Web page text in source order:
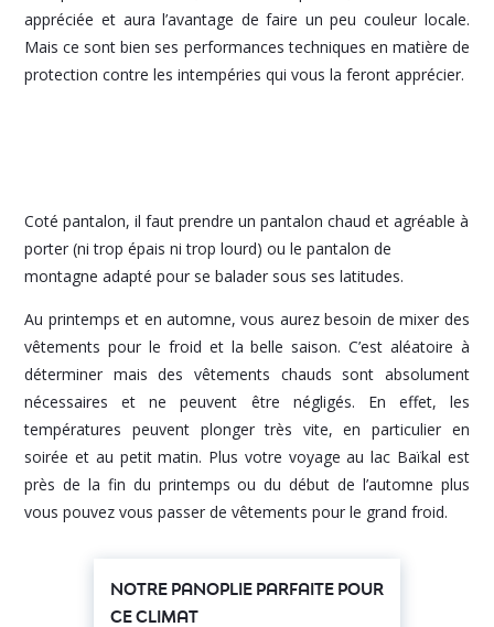
appréciée et aura l’avantage de faire un peu couleur locale.
Mais ce sont bien ses performances techniques en matière de
protection contre les intempéries qui vous la feront apprécier.
Coté pantalon, il faut prendre un pantalon chaud et agréable à
porter (ni trop épais ni trop lourd) ou le pantalon de
montagne adapté pour se balader sous ses latitudes.
Au printemps et en automne, vous aurez besoin de mixer des
vêtements pour le froid et la belle saison. C’est aléatoire à
déterminer mais des vêtements chauds sont absolument
nécessaires et ne peuvent être négligés. En effet, les
températures peuvent plonger très vite, en particulier en
soirée et au petit matin. Plus votre voyage au lac Baïkal est
près de la fin du printemps ou du début de l’automne plus
vous pouvez vous passer de vêtements pour le grand froid.
NOTRE PANOPLIE PARFAITE POUR
CE CLIMAT